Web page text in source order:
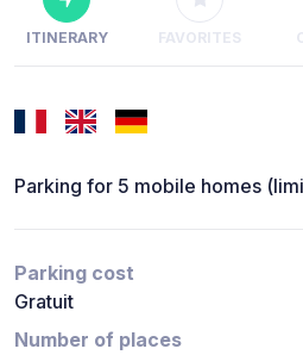
ITINERARY FAVORITES
Parking for 5 mobile homes
Parking cost
Gratuit
Number of places